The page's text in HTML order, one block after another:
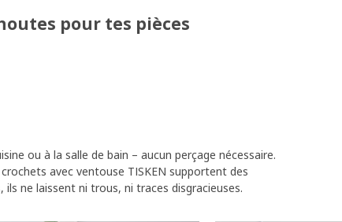
pour tes pièces
Fixe facilement les crochets de
besoin.
ou à la salle de bain – aucun perçage nécessaire.
avec ventouse TISKEN supportent des
ils ne laissent ni trous, ni traces disgracieuses.